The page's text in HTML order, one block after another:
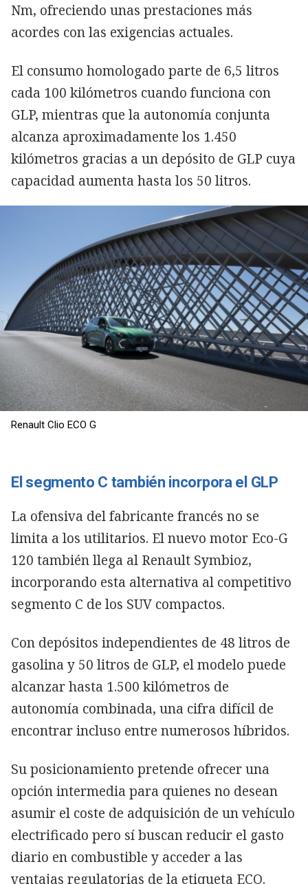
Nm, ofreciendo unas prestaciones más
acordes con las exigencias actuales.
El consumo homologado parte de 6,5 litros
cada 100 kilómetros cuando funciona con
GLP, mientras que la autonomía conjunta
alcanza aproximadamente los 1.450
kilómetros gracias a un depósito de GLP cuya
capacidad aumenta hasta los 50 litros.
Renault Clio ECO G
El segmento C también incorpora el GLP
La ofensiva del fabricante francés no se
limita a los utilitarios. El nuevo motor Eco-G
120 también llega al Renault Symbioz,
incorporando esta alternativa al competitivo
segmento C de los SUV compactos.
Con depósitos independientes de 48 litros de
gasolina y 50 litros de GLP, el modelo puede
alcanzar hasta 1.500 kilómetros de
autonomía combinada, una cifra difícil de
encontrar incluso entre numerosos híbridos.
Su posicionamiento pretende ofrecer una
opción intermedia para quienes no desean
asumir el coste de adquisición de un vehículo
electrificado pero sí buscan reducir el gasto
diario en combustible y acceder a las
ventajas regulatorias de la etiqueta ECO.